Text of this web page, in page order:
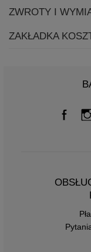
ZWROTY I
ZAKŁADKA